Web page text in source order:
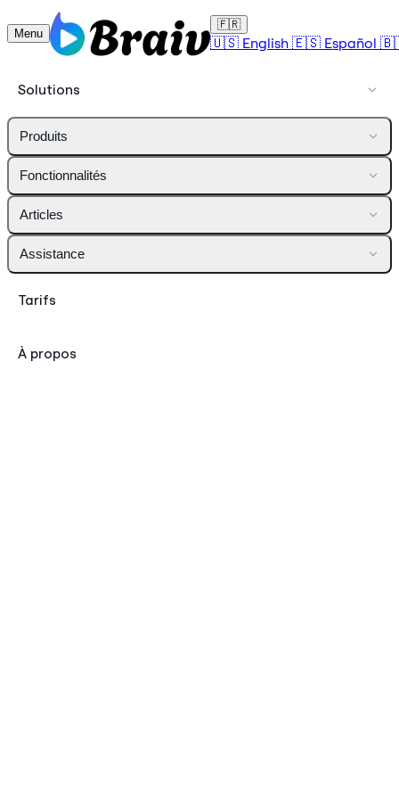
Menu
🇫🇷
🇺🇸 English 🇪🇸 Español
Solutions
Produits
Fonctionnalités
Articles
Assistance
Tarifs
À propos